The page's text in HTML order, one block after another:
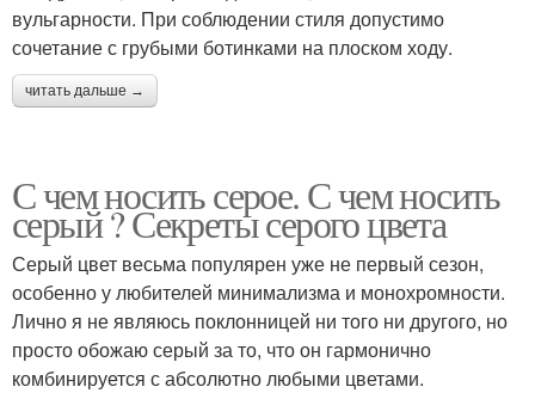
вульгарности. При соблюдении стиля допустимо
сочетание с грубыми ботинками на плоском ходу.
читать дальше →
С чем носить серое. С чем носить
серый ? Секреты серого цвета
Серый цвет весьма популярен уже не первый сезон,
особенно у любителей минимализма и монохромности.
Лично я не являюсь поклонницей ни того ни другого, но
просто обожаю серый за то, что он гармонично
комбинируется с абсолютно любыми цветами.